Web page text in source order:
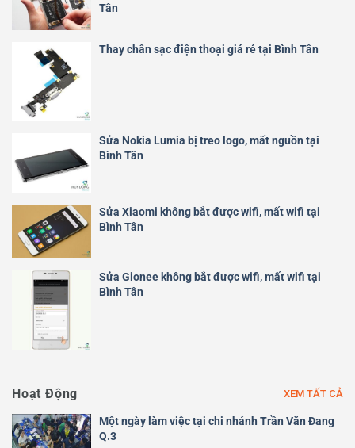
Tân
Thay chân sạc điện thoại giá rẻ tại Bình Tân
Sửa Nokia Lumia bị treo logo, mất nguồn tại
Bình Tân
Sửa Xiaomi không bắt được wifi, mất wifi tại
Bình Tân
Sửa Gionee không bắt được wifi, mất wifi tại
Bình Tân
Hoạt Động XEM TẤT CẢ
Một ngày làm việc tại chi nhánh Trần Văn Đang
Q.3